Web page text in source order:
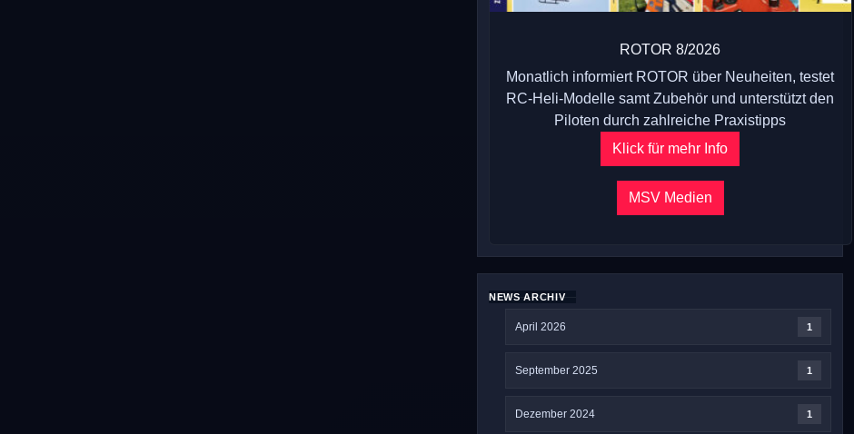
ROTOR 8/2026
Monatlich informiert ROTOR über Neuheiten, testet
RC-Heli-Modelle samt Zubehör und unterstützt den
Piloten durch zahlreiche Praxistipps
Klick für mehr Info
MSV Medien
NEWS ARCHIV
April 2026 1
September 2025 1
Dezember 2024 1